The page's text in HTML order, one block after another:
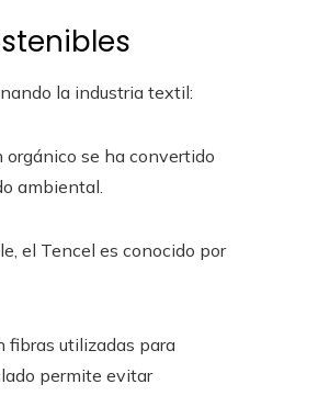
la industria textil:
se ha convertido
ambiental.
el Tencel es conocido por
fibras utilizadas para
permite evitar